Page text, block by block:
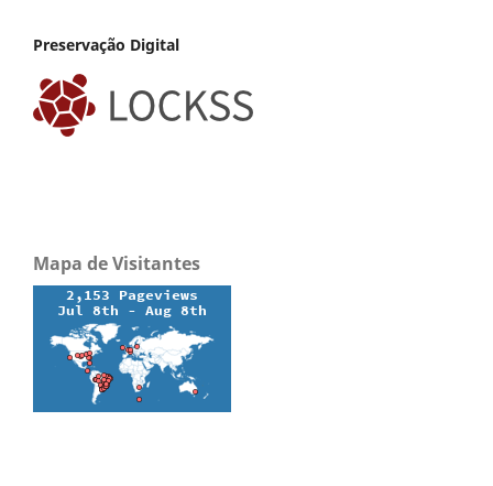
Preservação Digital
Mapa de Visitantes